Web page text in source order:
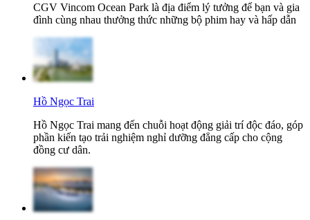
CGV Vincom Ocean Park là địa điểm lý tưởng để bạn và gia
đình cùng nhau thưởng thức những bộ phim hay và hấp dẫn
Hồ Ngọc Trai
Hồ Ngọc Trai mang đến chuỗi hoạt động giải trí độc đáo, góp
phần kiến tạo trải nghiệm nghỉ dưỡng đẳng cấp cho cộng
đồng cư dân.